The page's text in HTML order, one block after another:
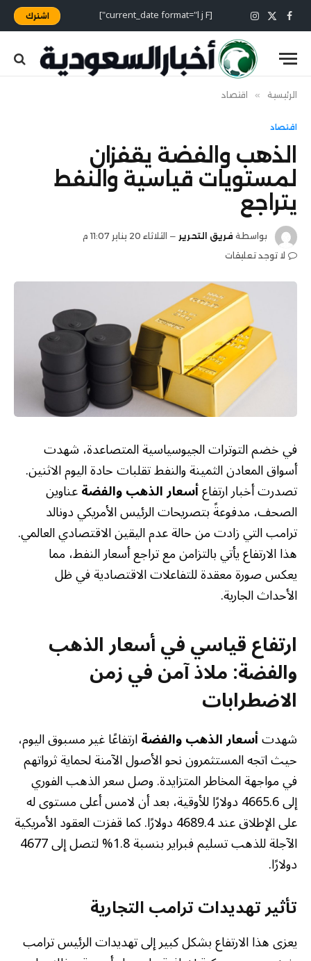
فيسبوك
X
(Twitter)
الانستغرام [current_date format="l j F"] اشترك
الرئيسية » اقتصاد
اقتصاد
الذهب والفضة يقفزان
لمستويات قياسية والنفط
يتراجع
بواسطة فريق التحرير
الثلاثاء 20 يناير 11:07 م
لا توجد تعليقات
في خضم التوترات الجيوسياسية المتصاعدة، شهدت
أسواق المعادن الثمينة والنفط تقلبات حادة اليوم الاثنين.
تصدرت أخبار ارتفاعأسعار الذهب والفضةعناوين
الصحف، مدفوعةً بتصريحات الرئيس الأمريكي دونالد
ترامب التي زادت من حالة عدم اليقين الاقتصادي العالمي.
هذا الارتفاع يأتي بالتزامن مع تراجع أسعار النفط، مما
يعكس صورة معقدة للتفاعلات الاقتصادية في ظل
الأحداث الجارية.
ارتفاع قياسي في أسعار الذهب
والفضة: ملاذ آمن في زمن
الاضطرابات
شهدتأسعار الذهب والفضةارتفاعًا غير مسبوق اليوم،
حيث اتجه المستثمرون نحو الأصول الآمنة لحماية ثرواتهم
في مواجهة المخاطر المتزايدة. وصل سعر الذهب الفوري
إلى 4665.6 دولارًا للأوقية، بعد أن لامس أعلى مستوى له
على الإطلاق عند 4689.4 دولارًا. كما قفزت العقود الأمريكية
الآجلة للذهب تسليم فبراير بنسبة 1.8% لتصل إلى 4677
دولارًا.
تأثير تهديدات ترامب التجارية
يعزى هذا الارتفاع بشكل كبير إلى تهديدات الرئيس ترامب